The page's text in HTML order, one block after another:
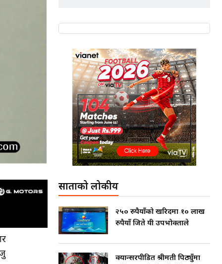
साताको लोकप्रीय
२५० रुपैयाँको खरिदमा १० लाख
रुपैयाँ जिते यी उपभोक्ताले
क्यान्सरपीडित श्रीमती पिठ्युँमा